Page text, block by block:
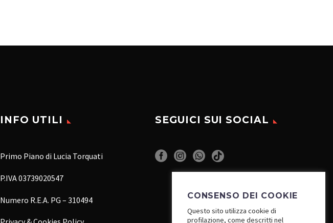
INFO UTILI
Primo Piano di Lucia Torquati
P.IVA 03739020547
Numero R.E.A. PG – 310494
SEGUICI SUI SOCIAL
CONSENSO DEI COOKIE
Questo sito utilizza cookie di
profilazione, come descritti nel